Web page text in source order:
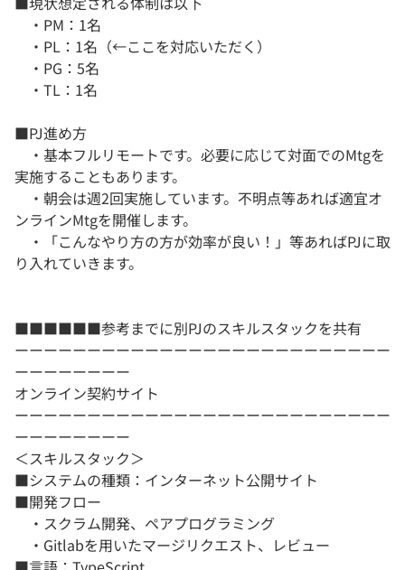
・PM：1名
・PL：1名（←ここを対応いただく）
・PG：5名
・TL：1名
■PJ進め方
・基本フルリモートです。必要に応じて対面でのMtgを
実施することもあります。
・朝会は週2回実施しています。不明点等あれば適宜オ
ンラインMtgを開催します。
・「こんなやり方の方が効率が良い！」等あればPJに取
り入れていきます。
■■■■■■参考までに別PJのスキルスタックを共有
ーーーーーーーーーーーーーーーーーーーーーーーーーー
ーーーーーーーー
オンライン契約サイト
ーーーーーーーーーーーーーーーーーーーーーーーーーー
ーーーーーーーー
＜スキルスタック＞
■システムの種類：インターネット公開サイト
■開発フロー
・スクラム開発、ペアプログラミング
・Gitlabを用いたマージリクエスト、レビュー